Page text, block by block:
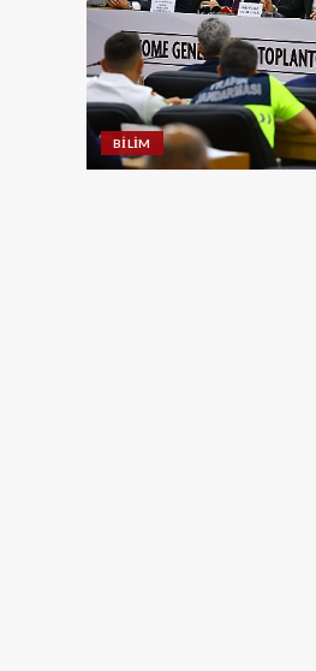
BILIM